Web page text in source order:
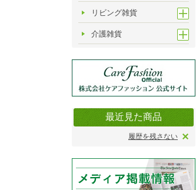
リビング雑貨
介護雑貨
最近見た商品
履歴を残さない